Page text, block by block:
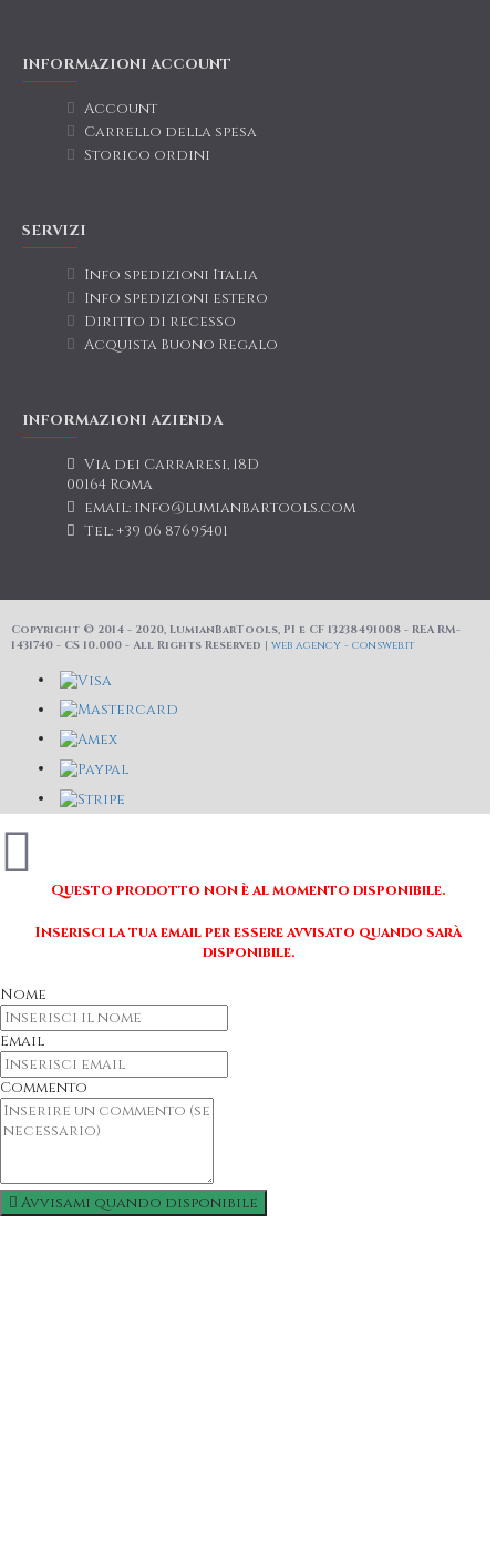
INFORMAZIONI ACCOUNT
Account
Carrello della spesa
Storico ordini
SERVIZI
Info spedizioni Italia
Info spedizioni estero
Diritto di recesso
Acquista Buono Regalo
INFORMAZIONI AZIENDA
Via dei Carraresi, 18D
00164 Roma
email: info@lumianbartools.com
Tel: +39 06 87695401
Copyright © 2014 - 2020, LumianBarTools, PI e CF 13238491008 - REA RM-
1431740 - CS 10.000 - All Rights Reserved | web agency - consweb.it
Questo prodotto non è al momento disponibile.
Inserisci la tua email per essere avvisato quando sarà
disponibile.
Nome
Email
Commento
Avvisami quando disponibile